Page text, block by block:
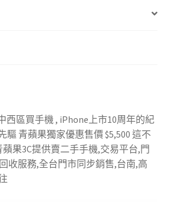
西區買手機 , iPhone上市10周年的紀
驅 青蘋果獨家優惠售價 $5,500 這不
蘋果3C提供賣二手手機,交易平台,門
收服務,全台門市同步銷售,台南,高